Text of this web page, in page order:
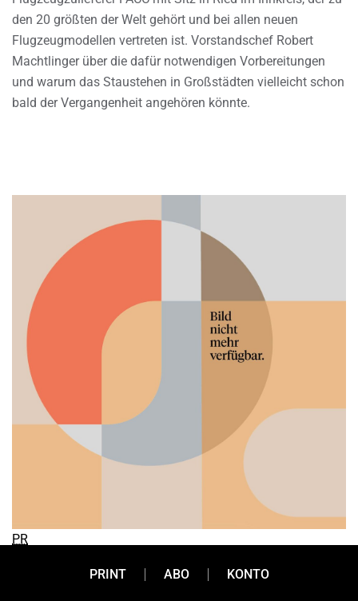
den 20 größten der Welt gehört und bei allen neuen
Flugzeugmodellen vertreten ist. Vorstandschef Robert
Machtlinger über die dafür notwendigen Vorbereitungen
und warum das Staustehen in Großstädten vielleicht schon
bald der Vergangenheit angehören könnte.
PR
PRINT ABO KONTO